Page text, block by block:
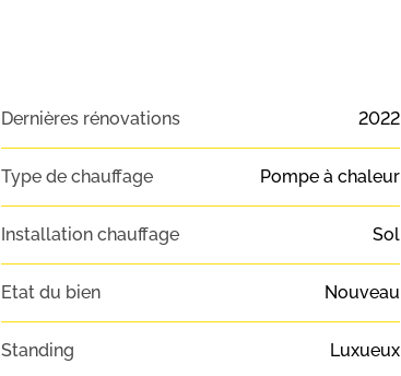
Dernières rénovations 2022
Type de chauffage Pompe à chaleur
Installation chauffage Sol
Etat du bien Nouveau
Standing Luxueux